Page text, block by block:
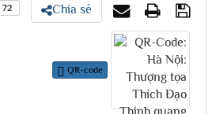
72 Chia sẻ
QR-code